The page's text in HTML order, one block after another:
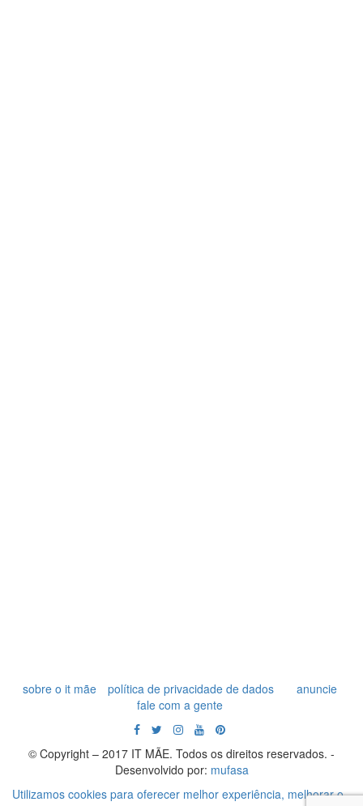
sobre o it mãe política de privacidade de dados
anuncie
fale com a gente
© Copyright – 2017 IT MÃE. Todos os direitos reservados. -
Desenvolvido por: mufasa
Utilizamos cookies para oferecer melhor experiência, melhorar o